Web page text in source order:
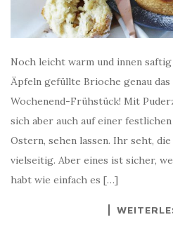
Noch leicht warm und innen
Äpfeln gefüllte Brioche genau
Wochenend-Frühstück! Mit
sich aber auch auf einer
Ostern, sehen lassen. Ihr seht,
vielseitig. Aber eines ist sicher,
habt wie einfach es […]